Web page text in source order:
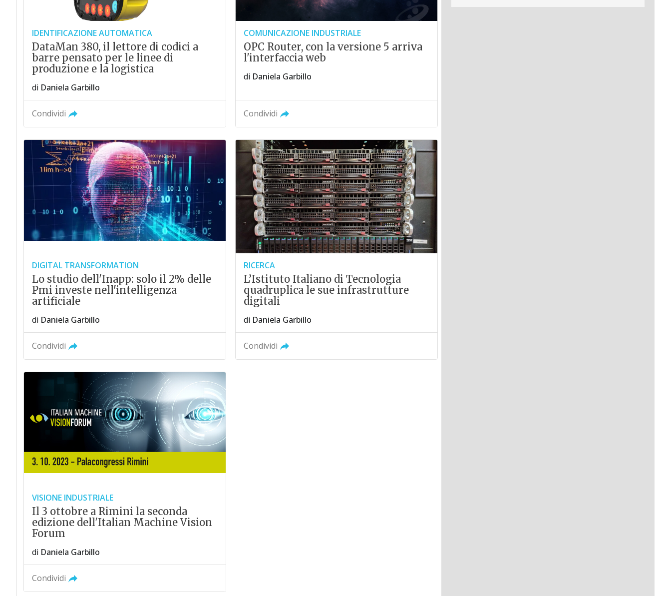
IDENTIFICAZIONE AUTOMATICA
DataMan 380, il lettore di codici a
barre pensato per le linee di
produzione e la logistica
di Daniela Garbillo
Condividi
COMUNICAZIONE INDUSTRIALE
OPC Router, con la versione 5 arriva
l'interfaccia web
di Daniela Garbillo
Condividi
DIGITAL TRANSFORMATION
Lo studio dell'Inapp: solo il 2% delle
Pmi investe nell'intelligenza
artificiale
di Daniela Garbillo
Condividi
RICERCA
L’Istituto Italiano di Tecnologia
quadruplica le sue infrastrutture
digitali
di Daniela Garbillo
Condividi
VISIONE INDUSTRIALE
Il 3 ottobre a Rimini la seconda
edizione dell'Italian Machine Vision
Forum
di Daniela Garbillo
Condividi